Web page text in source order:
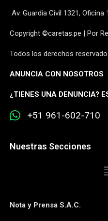
Av. Guardia Civil 1321,
Copyright ©caretas.pe | Por
Todos los derechos
ANUNCIA CON NOSOTROS
¿TIENES UNA DENUNCIA?
+51 961-602-710
Nuestras Secciones
Nota y Prensa S.A.C.